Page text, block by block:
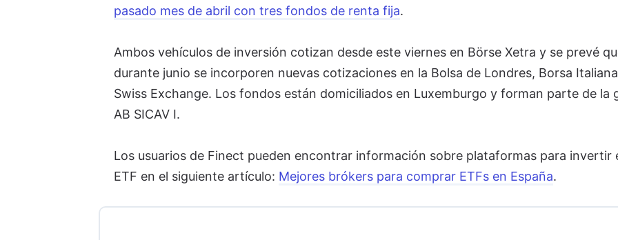
pasado mes de abril con tres fondos de renta fija.
Ambos vehículos de inversión cotizan desde este viernes en Börse Xetra y se prevé
durante junio se incorporen nuevas cotizaciones en la Bolsa de Londres, Borsa
Swiss Exchange. Los fondos están domiciliados en Luxemburgo y forman parte de la
AB SICAV I.
Los usuarios de Finect pueden encontrar información sobre plataformas para invertir
ETF en el siguiente artículo: Mejores brókers para comprar ETFs en España.